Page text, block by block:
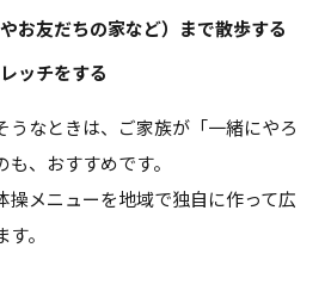
お友だちの家など）まで散歩する
ッチをする
うなときは、ご家族が「一緒にやろ
、おすすめです。
操メニューを地域で独自に作って広
。